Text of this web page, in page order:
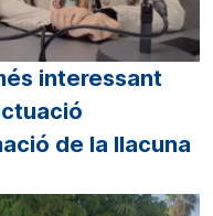
interessant
de la llacuna